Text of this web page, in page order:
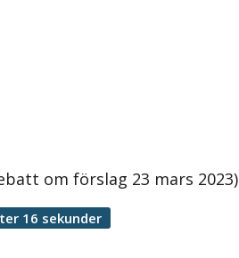
om förslag 23 mars 2023)
16 sekunder